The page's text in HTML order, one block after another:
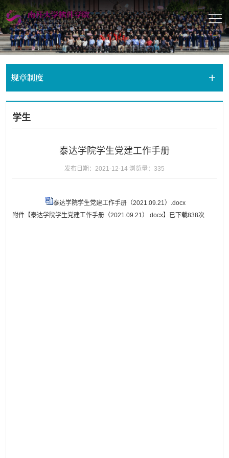
规章制度
学生
泰达学院学生党建工作手册
发布日期：2021-12-14 浏览量： 335
泰达学院学生党建工作手册（2021.09.21）.docx
附件【泰达学院学生党建工作手册（2021.09.21）.docx】已下载838次